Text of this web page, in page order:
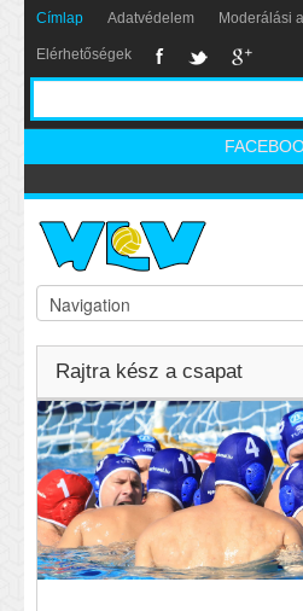
Címlap Adatvédelem Moderálási
Elérhetőségek
Rajtra kész a csapat